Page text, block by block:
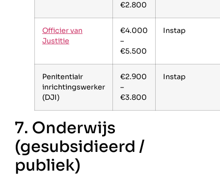
€2.800
Officier van
Justitie
€4.000
–
€5.500
Instap
Penitentiair
inrichtingswerker
(DJI)
€2.900
–
€3.800
Instap
7. Onderwijs
(gesubsidieerd /
publiek)